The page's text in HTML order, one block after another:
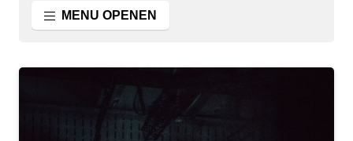
MENU OPENEN